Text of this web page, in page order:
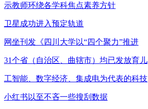
示教师环绕各学科焦点素养方针
卫星成功进入预定轨道
网坐刊发《四川大学以“四个聚力”推进
31个省（自治区、曲辖市）均已发放育儿
工智能、数字经济、集成电为代表的科技
小红书以至不吝一些搜刮数据